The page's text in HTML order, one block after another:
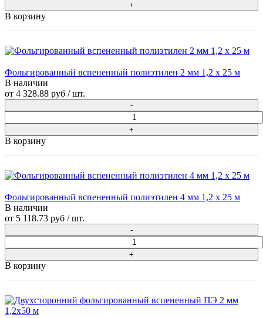
В корзину
Фольгированный вспененный полиэтилен 2 мм 1,2 х 25 м
В наличии
от 4 328.88 руб / шт.
В корзину
Фольгированный вспененный полиэтилен 4 мм 1,2 х 25 м
В наличии
от 5 118.73 руб / шт.
В корзину